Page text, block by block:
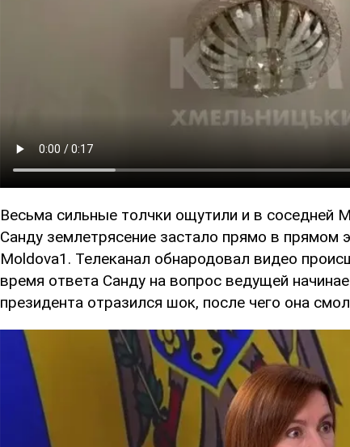
Весьма сильные толчки ощутили и в
Санду землетрясение застало прямо в прямом
Moldova1. Телеканал обнародовал видео
время ответа Санду на вопрос ведущей
президента отразился шок, после чего она